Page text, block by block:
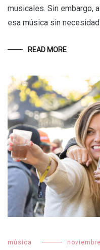
musicales. Sin embargo,
esa música sin
READ MORE
música